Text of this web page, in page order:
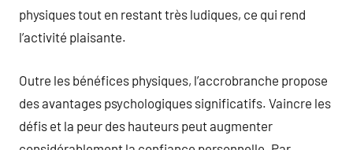
physiques tout en restant très ludiques, ce qui rend
l’activité plaisante.
Outre les bénéfices physiques, l’accrobranche propose
des avantages psychologiques significatifs. Vaincre les
défis et la peur des hauteurs peut augmenter